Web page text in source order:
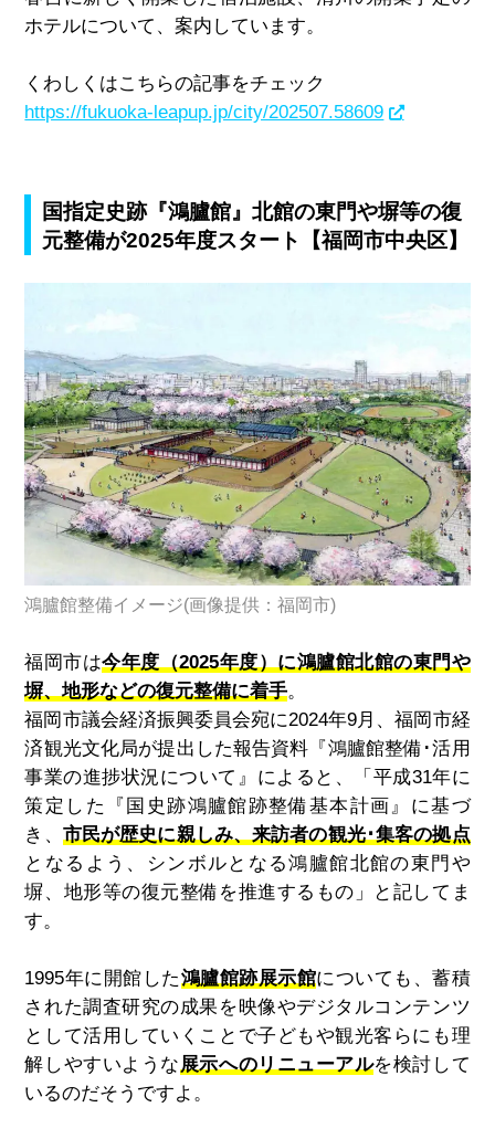
ホテルについて、案内しています。
くわしくはこちらの記事をチェック
https://fukuoka-leapup.jp/city/202507.58609
国指定史跡『鴻臚館』北館の東門や塀等の復
元整備が2025年度スタート【福岡市中央区】
鴻臚館整備イメージ(画像提供：福岡市)
福岡市は今年度（2025年度）に鴻臚館北館の東門や
塀、地形などの復元整備に着手。
福岡市議会経済振興委員会宛に2024年9月、福岡市経
済観光文化局が提出した報告資料『鴻臚館整備･活用
事業の進捗状況について』によると、「平成31年に
策定した『国史跡鴻臚館跡整備基本計画』に基づ
き、 市民が歴史に親しみ、来訪者の観光･集客の拠点
となるよう、シンボルとなる鴻臚館北館の東門や
塀、地形等の復元整備を推進するもの」と記してま
す。
1995年に開館した鴻臚館跡展示館についても、蓄積
された調査研究の成果を映像やデジタルコンテンツ
として活用していくことで子どもや観光客らにも理
解しやすいような展示へのリニューアルを検討して
いるのだそうですよ。